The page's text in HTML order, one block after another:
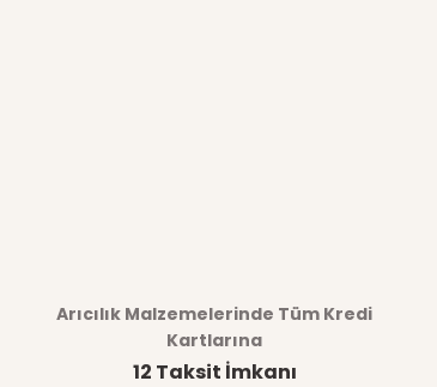
Arıcılık Malzemelerinde Tüm Kredi
Kartlarına
12 Taksit İmkanı